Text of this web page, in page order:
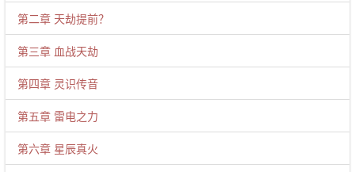
第二章 天劫提前？
第三章 血战天劫
第四章 灵识传音
第五章 雷电之力
第六章 星辰真火